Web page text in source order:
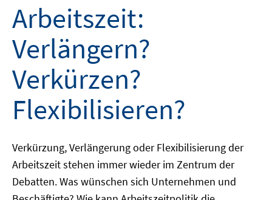
Arbeitszeit:
Verlängern?
Verkürzen?
Flexibilisieren?
Verkürzung, Verlängerung oder Flexibilisierung der
Arbeitszeit stehen immer wieder im Zentrum der
Debatten. Was wünschen sich Unternehmen und